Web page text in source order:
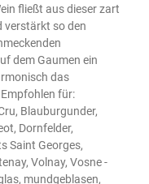
fließt aus dieser zart
verstärkt so den
dem Gaumen ein
das
für:
Blauburgunder,
Dornfelder,
Saint Georges,
Volnay, Vosne -
mundgeblasen,